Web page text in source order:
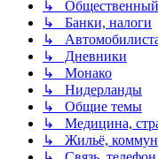
↳ Общественный
↳ Банки, налоги
↳
↳ Дневники
↳ Монако
↳ Нидерланды
↳ Общие темы
↳ Медицина,
↳ Жильё,